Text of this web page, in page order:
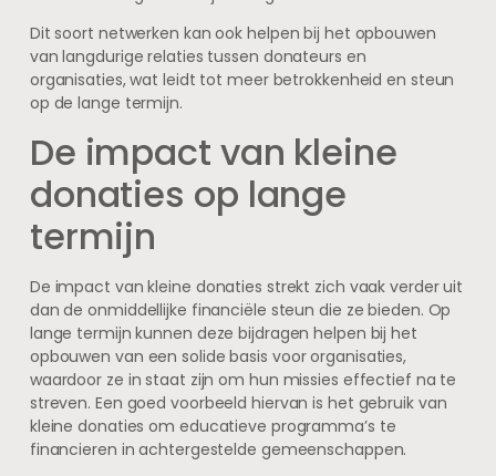
Dit soort netwerken kan ook helpen bij het opbouwen
van langdurige relaties tussen donateurs en
organisaties, wat leidt tot meer betrokkenheid en steun
op de lange termijn.
De impact van kleine
donaties op lange
termijn
De impact van kleine donaties strekt zich vaak verder uit
dan de onmiddellijke financiële steun die ze bieden. Op
lange termijn kunnen deze bijdragen helpen bij het
opbouwen van een solide basis voor organisaties,
waardoor ze in staat zijn om hun missies effectief na te
streven. Een goed voorbeeld hiervan is het gebruik van
kleine donaties om educatieve programma’s te
financieren in achtergestelde gemeenschappen.